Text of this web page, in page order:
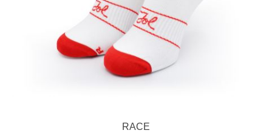
RACE